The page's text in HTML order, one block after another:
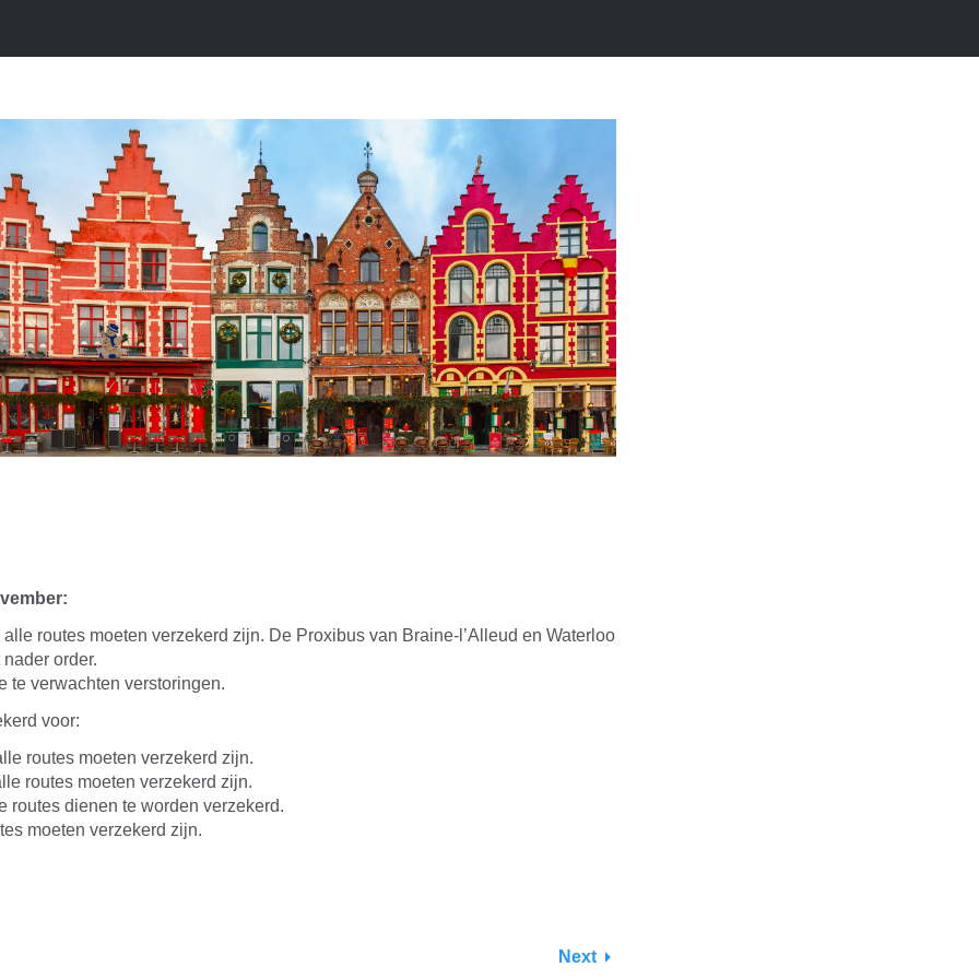
alle routes moeten verzekerd zijn. De Proxibus van Braine-l’Alleud en Waterloo
order.
te verwachten verstoringen.
voor:
routes moeten verzekerd zijn.
routes moeten verzekerd zijn.
routes dienen te worden verzekerd.
moeten verzekerd zijn.
Next